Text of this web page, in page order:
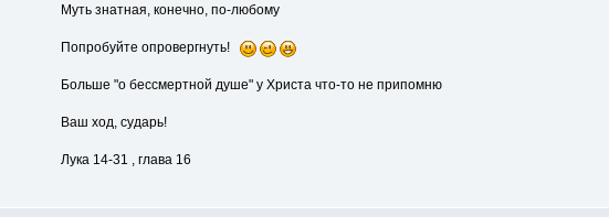
Муть знатная, конечно, по-любому
Попробуйте опровергнуть!
Больше "о бессмертной душе" у Христа что-то не припомню
Ваш ход, сударь!
Лука 14-31 , глава 16